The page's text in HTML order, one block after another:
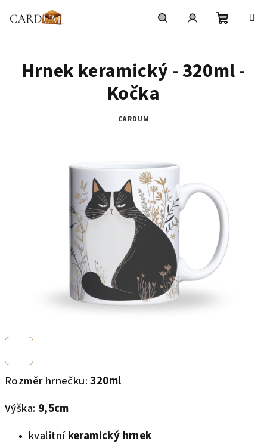
košík
Rozměr hrnečku:320ml
Výška: 9,5cm
kvalitníkeramický hrnek
Hrnek keramický - 320ml -
Kočka
CARDUM